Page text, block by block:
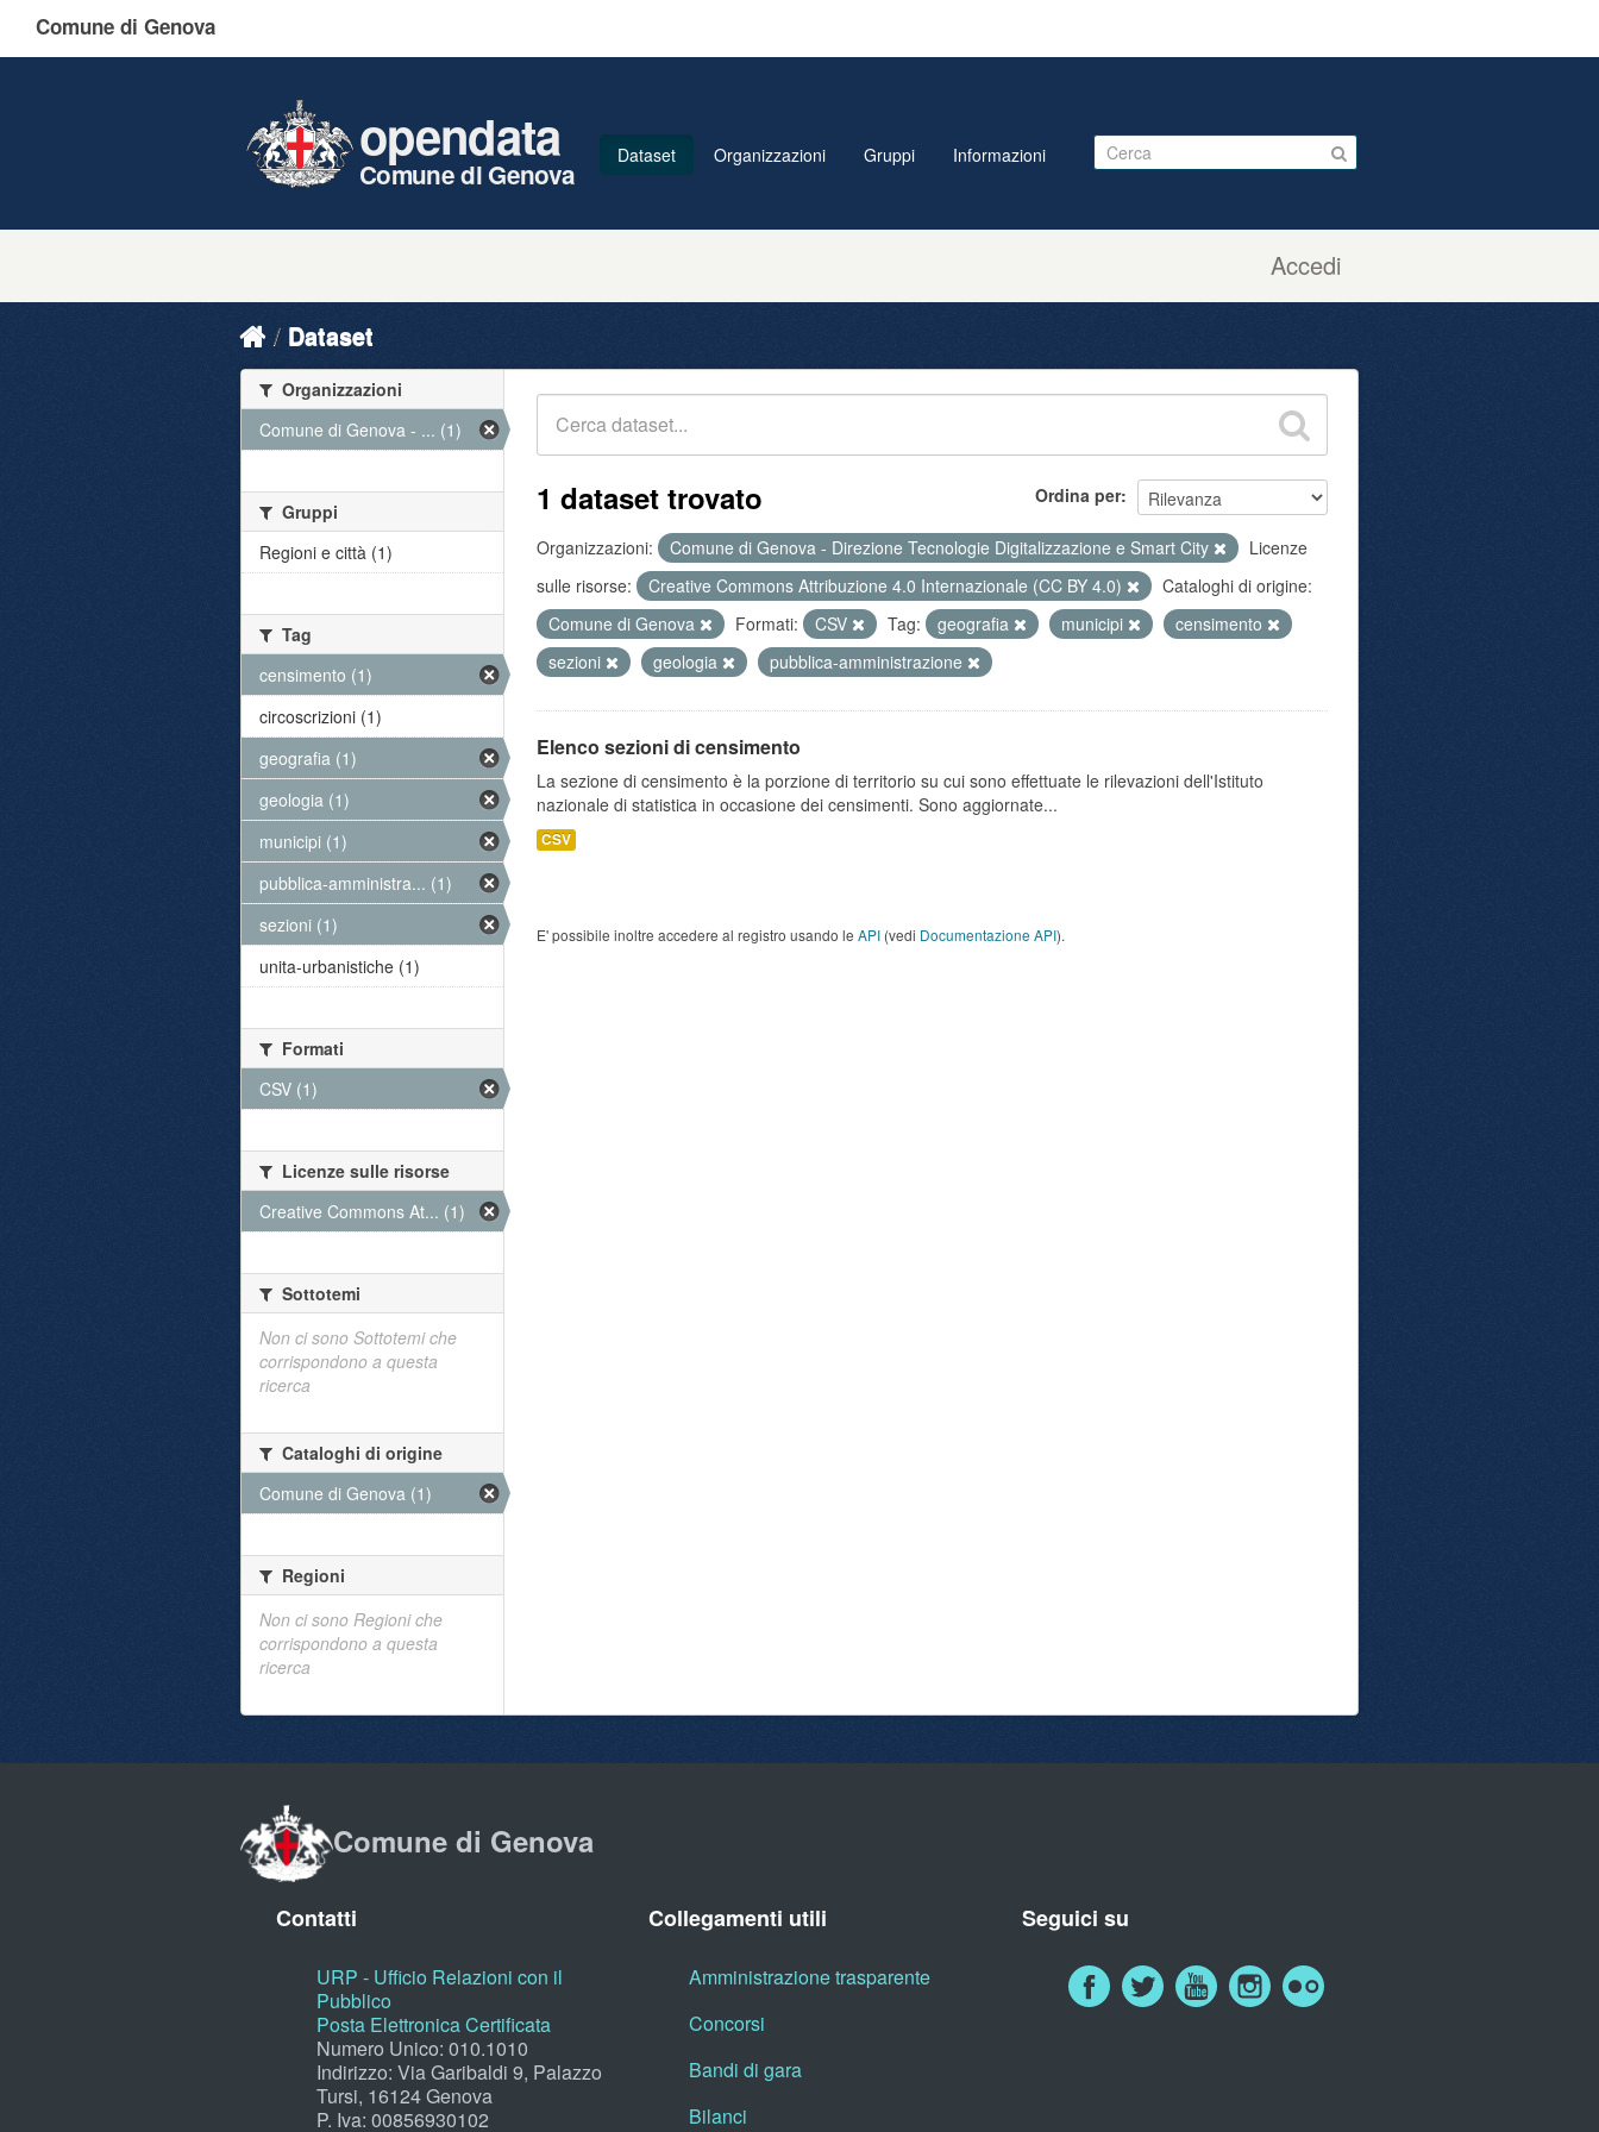
Comune di Genova
Accedi
opendata
Comune di Genova
Dataset Organizzazioni Gruppi Informazioni
Dataset
Ordina per
1 dataset trovato
Organizzazioni: Comune di Genova - Direzione Tecnologie Digitalizzazione e Smart City
Licenze
sulle risorse:
Creative Commons Attribuzione 4.0 Internazionale (CC BY 4.0)
Cataloghi di origine:
Comune di Genova
Formati: CSV Tag: geografia municipi
censimento
sezioni
geologia pubblica-amministrazione
Elenco sezioni di censimento
La sezione di censimento è la porzione di territorio su cui sono effettuate le rilevazioni dell'Istituto
nazionale di statistica in occasione dei censimenti. Sono aggiornate...
CSV
E' possibile inoltre accedere al registro usando le API (vedi Documentazione API).
Organizzazioni
Comune di Genova - ... (1)
Gruppi
Regioni e città (1)
Tag
censimento (1)
circoscrizioni (1)
geografia (1)
geologia (1)
municipi (1)
pubblica-amministra... (1)
sezioni (1)
unita-urbanistiche (1)
Formati
CSV (1)
Licenze sulle risorse
Creative Commons At... (1)
Sottotemi
Non ci sono Sottotemi che
corrispondono a questa
ricerca
Cataloghi di origine
Comune di Genova (1)
Regioni
Non ci sono Regioni che
corrispondono a questa
ricerca
Comune di Genova
Contatti
URP - Ufficio Relazioni con il
Pubblico
Posta Elettronica Certificata
Numero Unico: 010.1010
Indirizzo: Via Garibaldi 9, Palazzo
Tursi, 16124 Genova
P. Iva: 00856930102
Collegamenti utili
Amministrazione trasparente
Concorsi
Bandi di gara
Bilanci
Seguici su